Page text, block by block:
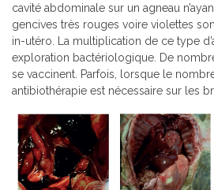
cavité abdominale sur un agneau
gencives très rouges voire violettes
in-utéro. La multiplication de ce type
exploration bactériologique. De
se vaccinent. Parfois, lorsque le
antibiothérapie est nécessaire sur les